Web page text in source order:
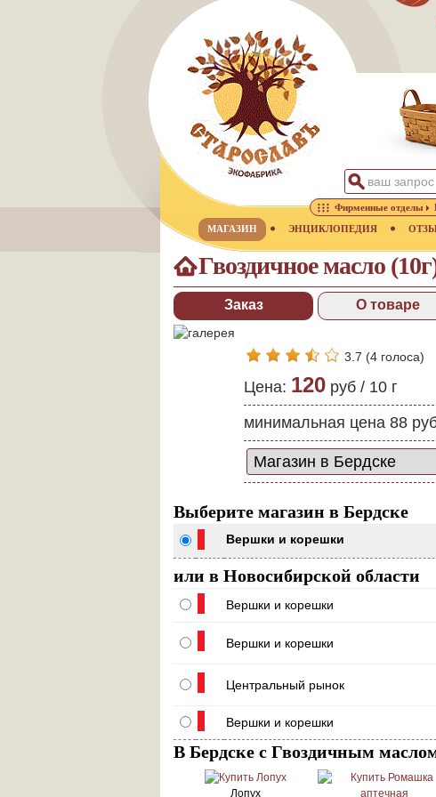
МАГАЗИН ЭНЦИКЛОПЕДИЯ
Фирменные отделы
Гвоздичное масло
Заказ О товаре
3.7 (4 голоса)
Цена: 120 руб / 10 г
минимальная цена 88
Выберите магазин в Бердске
Вершки и корешки
или в Новосибирской области
Вершки и корешки
Вершки и корешки
Центральный рынок
Вершки и корешки
В Бердске с Гвоздичным
Лопух